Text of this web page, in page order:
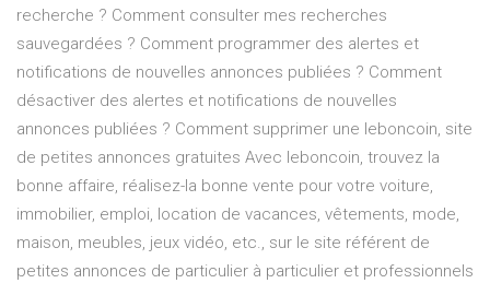
recherche ? Comment consulter mes recherches
sauvegardées ? Comment programmer des alertes et
notifications de nouvelles annonces publiées ? Comment
désactiver des alertes et notifications de nouvelles
annonces publiées ? Comment supprimer une leboncoin, site
de petites annonces gratuites Avec leboncoin, trouvez la
bonne affaire, réalisez-la bonne vente pour votre voiture,
immobilier, emploi, location de vacances, vêtements, mode,
maison, meubles, jeux vidéo, etc., sur le site référent de
petites annonces de particulier à particulier et professionnels